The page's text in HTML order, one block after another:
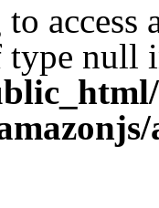
access
type null